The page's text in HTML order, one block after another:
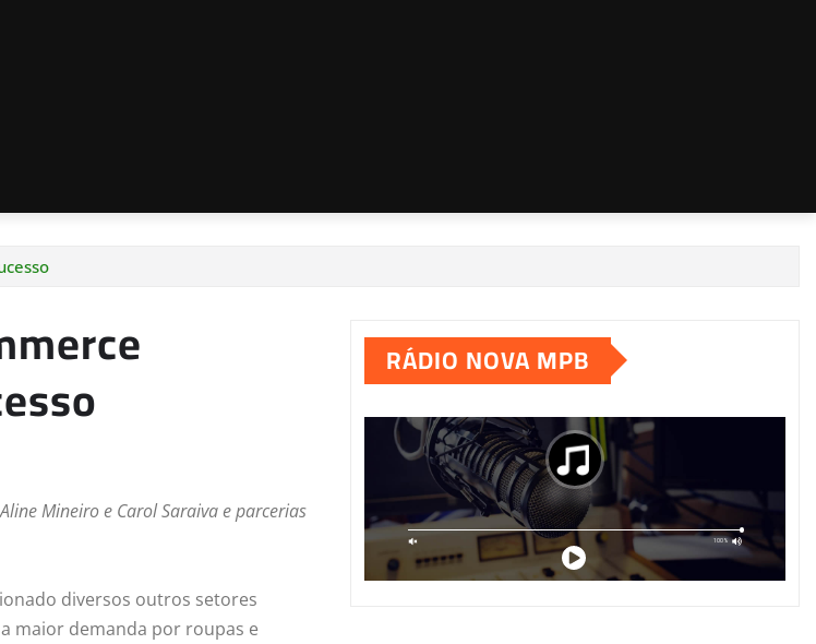
Mineiro e Carol Saraiva e parcerias
diversos outros setores
maior demanda por roupas e
RÁDIO NOVA MPB